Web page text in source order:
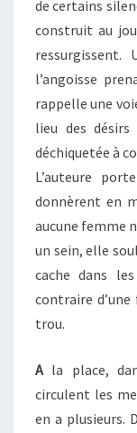
de certains
construit au
l’angoisse
rappelle une
lieu des
déchiquetée à
L’auteure
donnèrent en
aucune femme
un sein, elle
cache dans
contraire
trou.
Ala place,
circulent les
en a plusieurs.